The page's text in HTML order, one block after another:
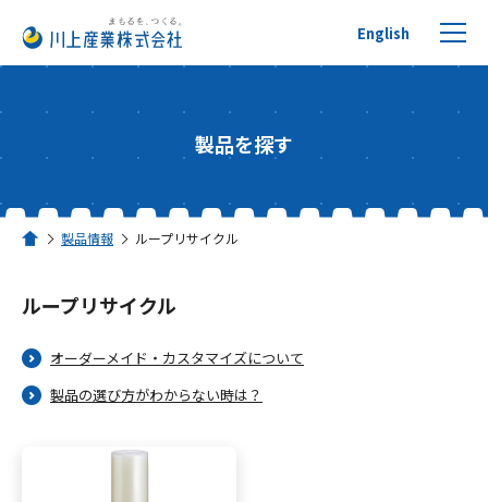
English
リサイクルへの取り組み
活用事例
川上産業について
製品を探す
ホーム
製品情報 ループリサイクル
ループリサイクル
オーダーメイド・カスタマイズについて
製品の選び方がわからない時は？